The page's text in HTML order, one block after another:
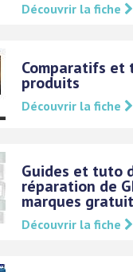
Découvrir la fiche
Comparatifs et
produits
Découvrir la fiche
Guides et tuto
réparation de
marques gratuit
Découvrir la fiche